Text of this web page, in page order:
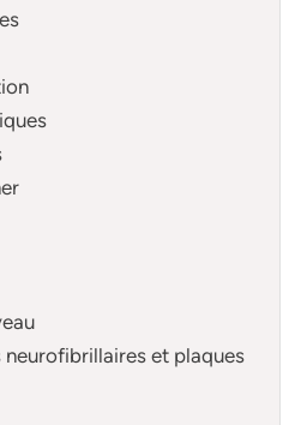
neurofibrillaires et plaques